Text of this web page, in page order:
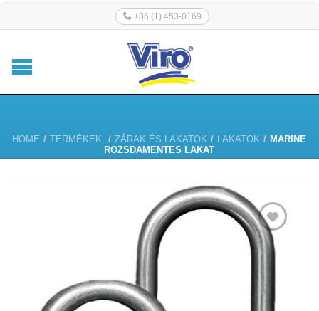
+36 (1) 453-0169
HOME / TERMÉKEK / ZÁRAK ÉS LAKATOK / LAKATOK / MARINE
ROZSDAMENTES LAKAT